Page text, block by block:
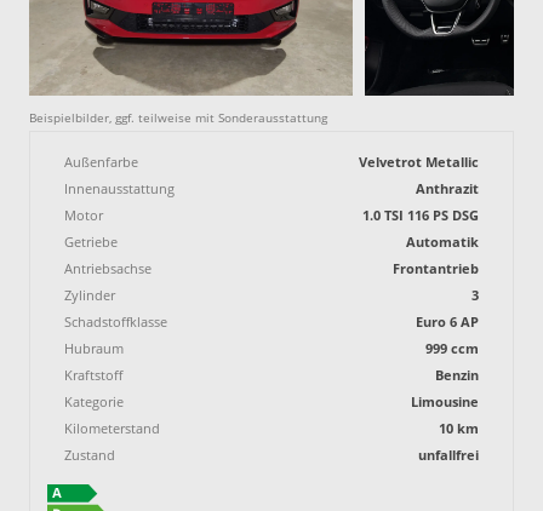
Beispielbilder, ggf. teilweise mit Sonderausstattung
Außenfarbe
Velvetrot Metallic
Innenausstattung
Anthrazit
Motor
1.0 TSI 116 PS DSG
Getriebe
Automatik
Antriebsachse
Frontantrieb
Zylinder
3
Schadstoffklasse
Euro 6 AP
Hubraum
999 ccm
Kraftstoff
Benzin
Kategorie
Limousine
Kilometerstand
10 km
Zustand
unfallfrei